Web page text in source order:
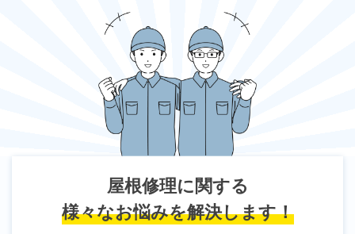
屋根修理に関する
様々なお悩みを解決します！